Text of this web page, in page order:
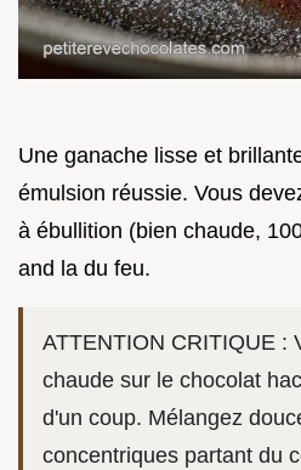
Une ganache lisse et
émulsion réussie. Vous
à ébullition (bien chaude,
and la du feu.
ATTENTION CRITIQUE :
chaude sur le chocolat
d'un coup. Mélangez
concentriques partant du